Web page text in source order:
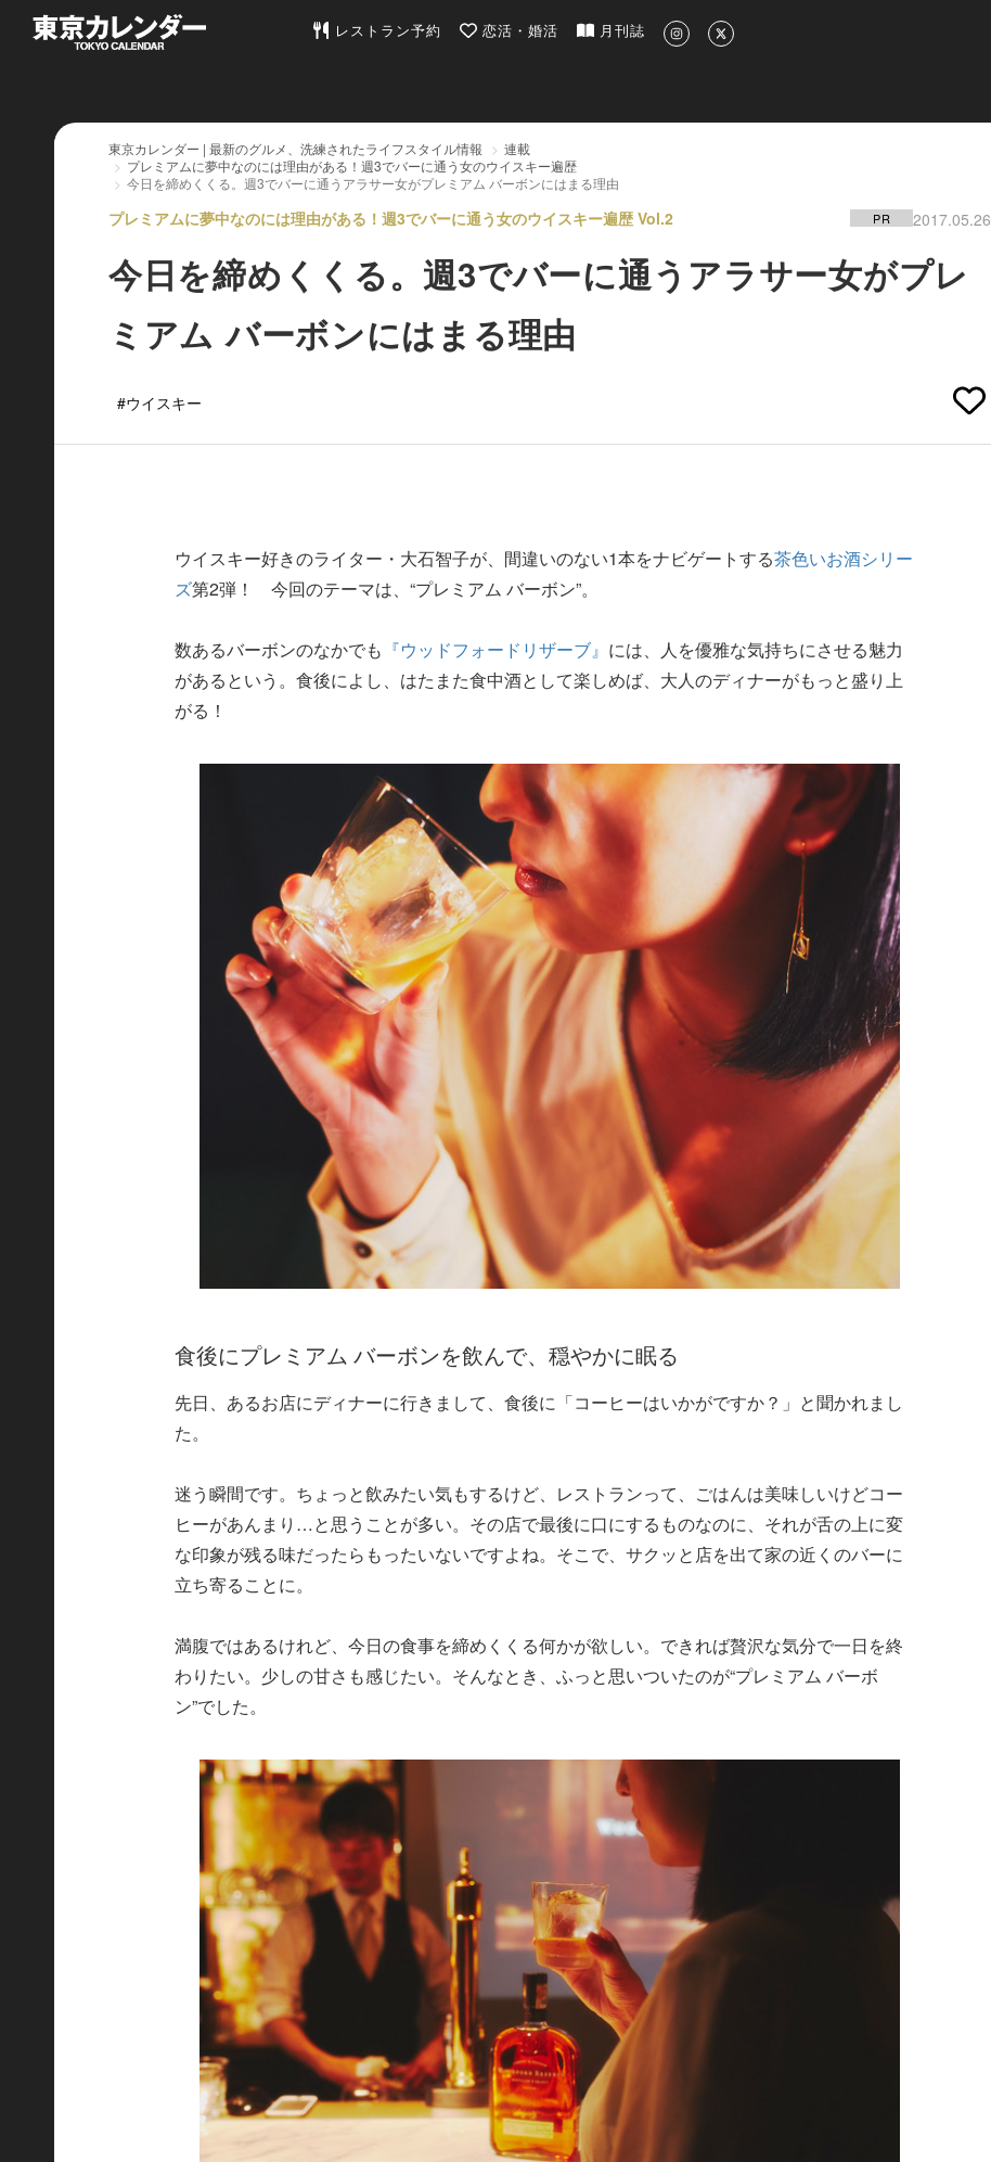
東京カレンダー | 最新のグルメ、洗練されたライフスタイル情報
レストラン予約 恋活・婚活 月刊誌
東京カレンダー | 最新のグルメ、洗練されたライフスタイル情報
連載
プレミアムに夢中なのには理由がある！週3でバーに通う女のウイスキー遍歴
今日を締めくくる。週3でバーに通うアラサー女がプレミアム バーボンにはまる理由
プレミアムに夢中なのには理由がある！週3でバーに通う女のウイスキー遍歴 Vol.2 PR 2017.05.26
今日を締めくくる。週3でバーに通うアラサー女がプレ
ミアム バーボンにはまる理由
#ウイスキー
ウイスキー好きのライター・大石智子が、間違いのない1本をナビゲートする茶色いお酒シリー
ズ第2弾！ 今回のテーマは、“プレミアム バーボン”。
数あるバーボンのなかでも 『ウッドフォードリザーブ』 には、人を優雅な気持ちにさせる魅力
があるという。食後によし、はたまた食中酒として楽しめば、大人のディナーがもっと盛り上
がる！
食後にプレミアム バーボンを飲んで、穏やかに眠る
先日、あるお店にディナーに行きまして、食後に「コーヒーはいかがですか？」と聞かれまし
た。
迷う瞬間です。ちょっと飲みたい気もするけど、レストランって、ごはんは美味しいけどコー
ヒーがあんまり…と思うことが多い。その店で最後に口にするものなのに、それが舌の上に変
な印象が残る味だったらもったいないですよね。そこで、サクッと店を出て家の近くのバーに
立ち寄ることに。
満腹ではあるけれど、今日の食事を締めくくる何かが欲しい。できれば贅沢な気分で一日を終
わりたい。少しの甘さも感じたい。そんなとき、ふっと思いついたのが“プレミアム バーボ
ン”でした。